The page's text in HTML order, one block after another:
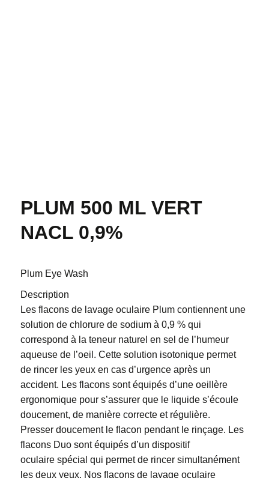
PLUM 500 ML VERT
NACL 0,9%
Plum Eye Wash
Description
Les flacons de lavage oculaire Plum contiennent une
solution de chlorure de sodium à 0,9 % qui
correspond à la teneur naturel en sel de l’humeur
aqueuse de l’oeil. Cette solution isotonique permet
de rincer les yeux en cas d’urgence après un
accident. Les flacons sont équipés d’une oeillère
ergonomique pour s’assurer que le liquide s’écoule
doucement, de manière correcte et régulière.
Presser doucement le flacon pendant le rinçage. Les
flacons Duo sont équipés d’un dispositif
oculaire spécial qui permet de rincer simultanément
les deux yeux. Nos flacons de lavage oculaire